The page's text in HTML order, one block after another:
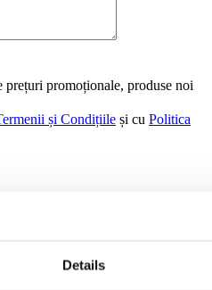
Details
prețuri promoționale, produse noi
și Condițiile și cu Politica
Parola